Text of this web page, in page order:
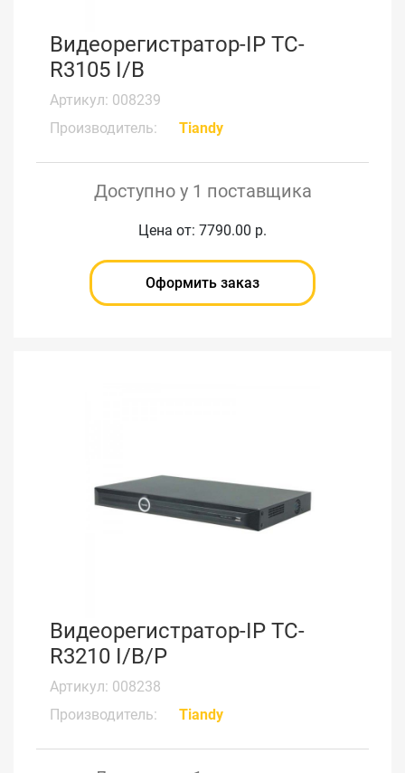
Видеорегистратор-IP TC-
R3105 I/B
Артикул: 008239
Производитель:
Tiandy
Доступно у 1 поставщика
Цена от: 7790.00 р.
Оформить заказ
Видеорегистратор-IP TC-
R3210 I/B/P
Артикул: 008238
Производитель:
Tiandy